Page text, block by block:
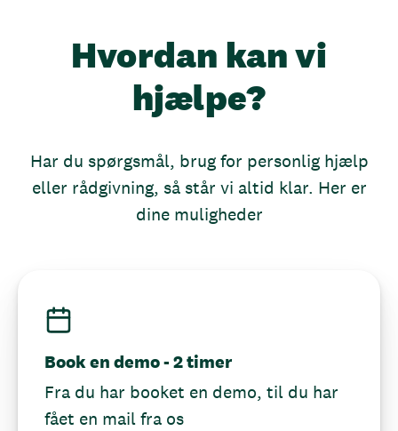
Hvordan kan vi
hjælpe?
Har du spørgsmål, brug for personlig hjælp
eller rådgivning, så står vi altid klar. Her er
dine muligheder
Book en demo - 2 timer
Fra du har booket en demo, til du har
fået en mail fra os